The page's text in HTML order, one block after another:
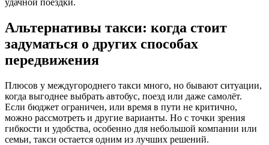
удачной поездки.
Альтернативы такси: когда стоит
задуматься о других способах
передвижения
Плюсов у междугороднего такси много, но бывают ситуации,
когда выгоднее выбрать автобус, поезд или даже самолёт.
Если бюджет ограничен, или время в пути не критично,
можно рассмотреть и другие варианты. Но с точки зрения
гибкости и удобства, особенно для небольшой компании или
семьи, такси остается одним из лучших решений.